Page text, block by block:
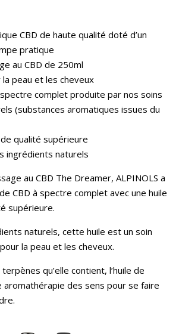
CBD de haute qualité doté d’un
pratique
au CBD de 250ml
peau et les cheveux
complet produite par nos soins
(substances aromatiques issues du
qualité supérieure
ingrédients naturels
au CBD The Dreamer, ALPINOLS a
CBD à spectre complet avec une huile
supérieure.
naturels, cette huile est un soin
la peau et les cheveux.
qu’elle contient, l’huile de
aromathérapie des sens pour se faire